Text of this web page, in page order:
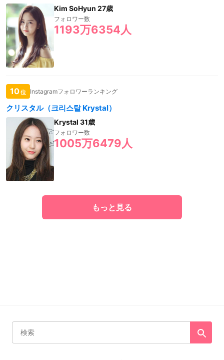
Kim SoHyun 27歳
フォロワー数
1193万6354人
10位 Instagramフォロワーランキング
クリスタル（크리스탈 Krystal）
Krystal 31歳
フォロワー数
1005万6479人
もっと見る